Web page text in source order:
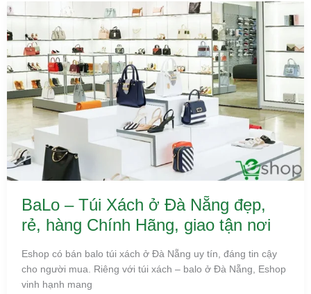
BaLo – Túi Xách ở Đà Nẵng đẹp,
rẻ, hàng Chính Hãng, giao tận nơi
Eshop có bán balo túi xách ở Đà Nẵng uy tín, đáng tin cậy
cho người mua. Riêng với túi xách – balo ở Đà Nẵng, Eshop
vinh hạnh mang
–
Xách
ở
Đà
Nẵng
đẹp,
rẻ,
hàng
Chính
Hãng,
giao
tận
nơi